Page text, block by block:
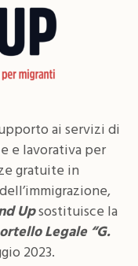
ai servizi di
e lavorativa per
gratuite in
Upsostituisce la
Legale “G.
2023.